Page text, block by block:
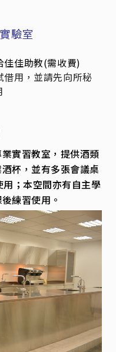
驗室
佳佳助教(需收費)
用，並請先向所秘
實習教室，提供酒類
杯，並有多張會議桌
；本空間亦有自主學
練習使用。